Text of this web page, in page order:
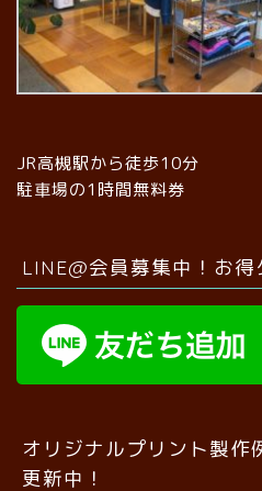
JR高槻駅から徒歩10分
駐車場の1時間無料券
LINE@会員募集中！お得
オリジナルプリント製作
更新中！